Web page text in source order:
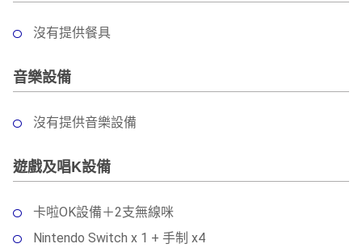
沒有提供餐具
音樂設備
沒有提供音樂設備
遊戲及唱K設備
卡啦OK設備＋2支無線咪
Nintendo Switch x 1 + 手制 x4